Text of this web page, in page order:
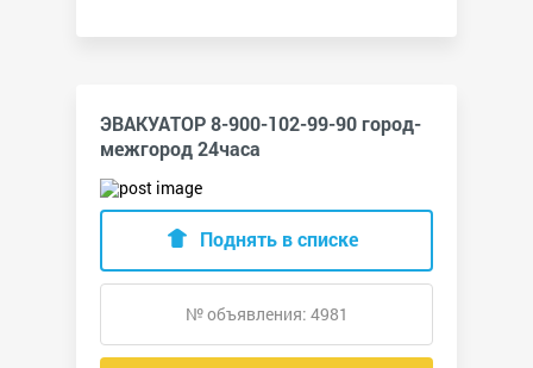
ЭВАКУАТОР 8-900-102-99-90 город-
межгород 24часа
Поднять в списке
№ объявления: 4981